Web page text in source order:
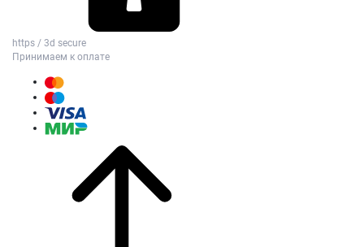
https / 3d secure
Принимаем к оплате